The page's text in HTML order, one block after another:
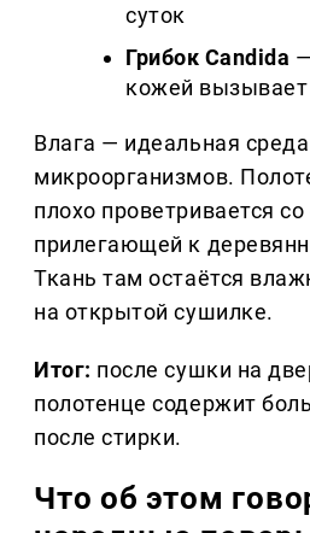
суток
Грибок Candida
кожей
Влага — идеальная
микроорганизмов.
плохо проветривается
прилегающей к
Ткань там остаётся
на открытой сушилке.
Итог: после сушки на
полотенце содержит
после стирки.
Что об этом